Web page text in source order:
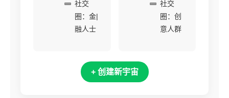
社交
圈：金|
融人士
社交
圈：创
意人群
+ 创建新宇宙